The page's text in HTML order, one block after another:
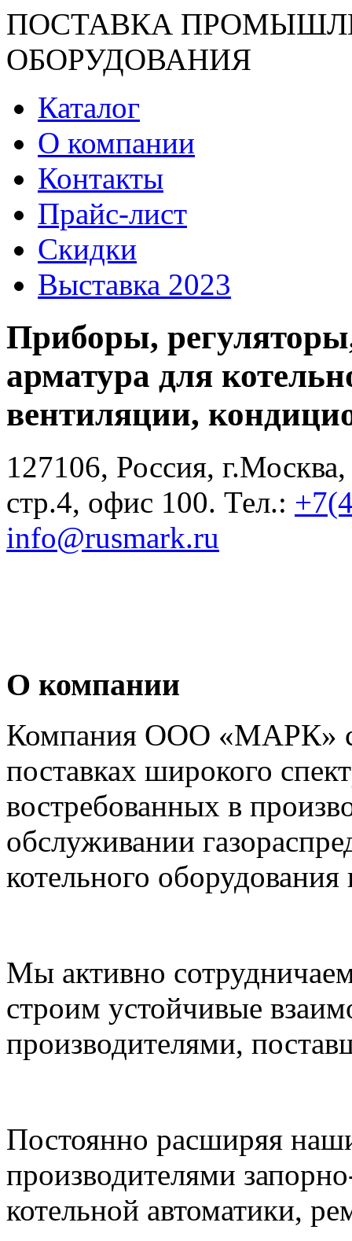
ПОСТАВКА
ОБОРУДОВАНИЯ
Каталог
О компании
Контакты
Прайс-лист
Скидки
Выставка 2023
Приборы,
арматура для
вентиляции,
127106, Россия,
стр.4, офис 100. Тел.:
info@rusmark.ru
О компании
Компания ООО «МАРК» с
поставках широкого
востребованных в
обслуживании
котельного оборудования
Мы активно
строим устойчивые
производителями,
Постоянно расширяя
производителями
котельной автоматики,